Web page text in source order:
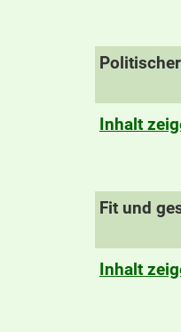
Inhalt
Fit und
Inhalt